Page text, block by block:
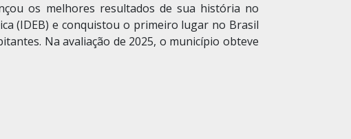
os melhores resultados de sua história no
(IDEB) e conquistou o primeiro lugar no Brasil
Na avaliação de 2025, o município obteve